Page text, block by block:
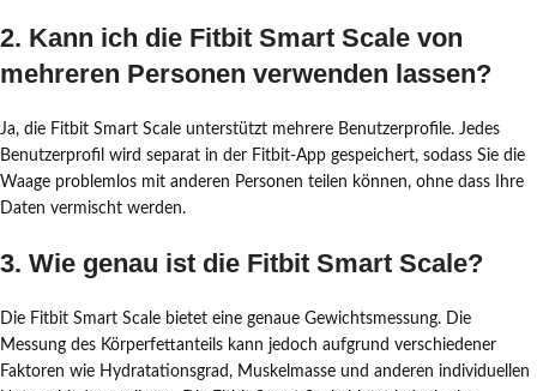
2. Kann ich die Fitbit Smart Scale von
mehreren Personen verwenden lassen?
Ja, die Fitbit Smart Scale unterstützt mehrere Benutzerprofile. Jedes
Benutzerprofil wird separat in der Fitbit-App gespeichert, sodass Sie die
Waage problemlos mit anderen Personen teilen können, ohne dass Ihre
Daten vermischt werden.
3. Wie genau ist die Fitbit Smart Scale?
Die Fitbit Smart Scale bietet eine genaue Gewichtsmessung. Die
Messung des Körperfettanteils kann jedoch aufgrund verschiedener
Faktoren wie Hydratationsgrad, Muskelmasse und anderen individuellen